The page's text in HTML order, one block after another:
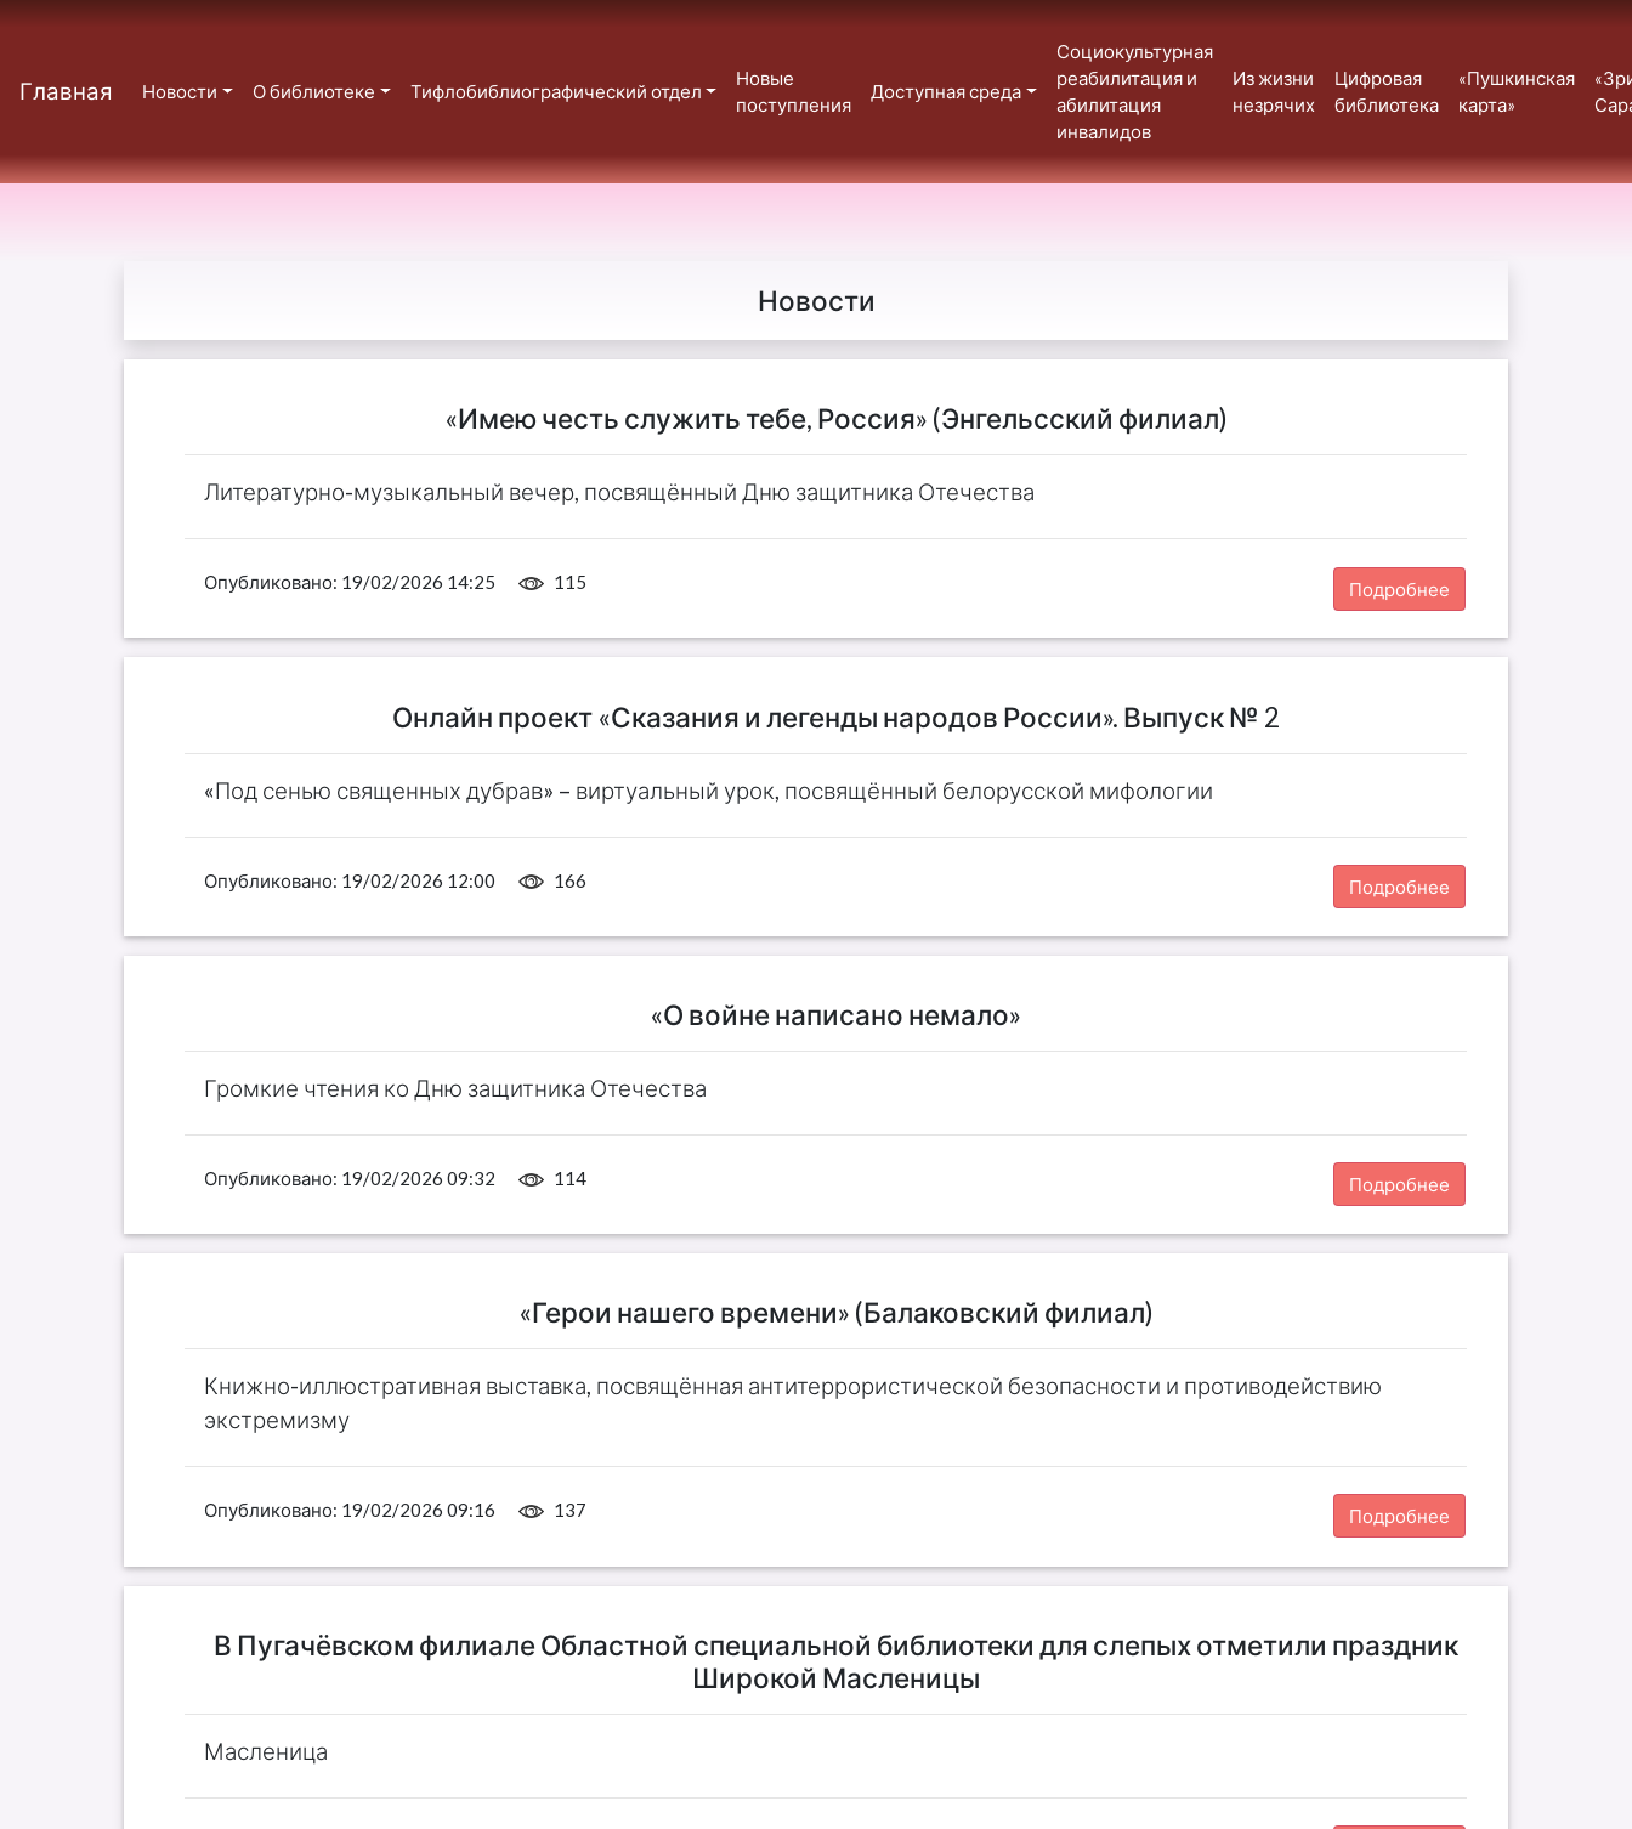
Главная Новости О библиотеке Тифлобиблиографический отдел
Новые
поступления
Доступная среда
Социокультурная
реабилитация и
абилитация
инвалидов
Из жизни
незрячих
Цифровая
библиотека
«Пушкинская
карта»
Новости
«Имею честь служить тебе, Россия» (Энгельсский филиал)
Литературно-музыкальный вечер, посвящённый Дню защитника Отечества
Опубликовано: 19/02/2026 14:25 115 Подробнее
Онлайн проект «Сказания и легенды народов России». Выпуск № 2
«Под сенью священных дубрав» – виртуальный урок, посвящённый белорусской мифологии
Опубликовано: 19/02/2026 12:00 166 Подробнее
«О войне написано немало»
Громкие чтения ко Дню защитника Отечества
Опубликовано: 19/02/2026 09:32 114 Подробнее
«Герои нашего времени» (Балаковский филиал)
Книжно-иллюстративная выставка, посвящённая антитеррористической безопасности и противодействию
экстремизму
Опубликовано: 19/02/2026 09:16 137 Подробнее
В Пугачёвском филиале Областной специальной библиотеки для слепых отметили праздник
Широкой Масленицы
Масленица